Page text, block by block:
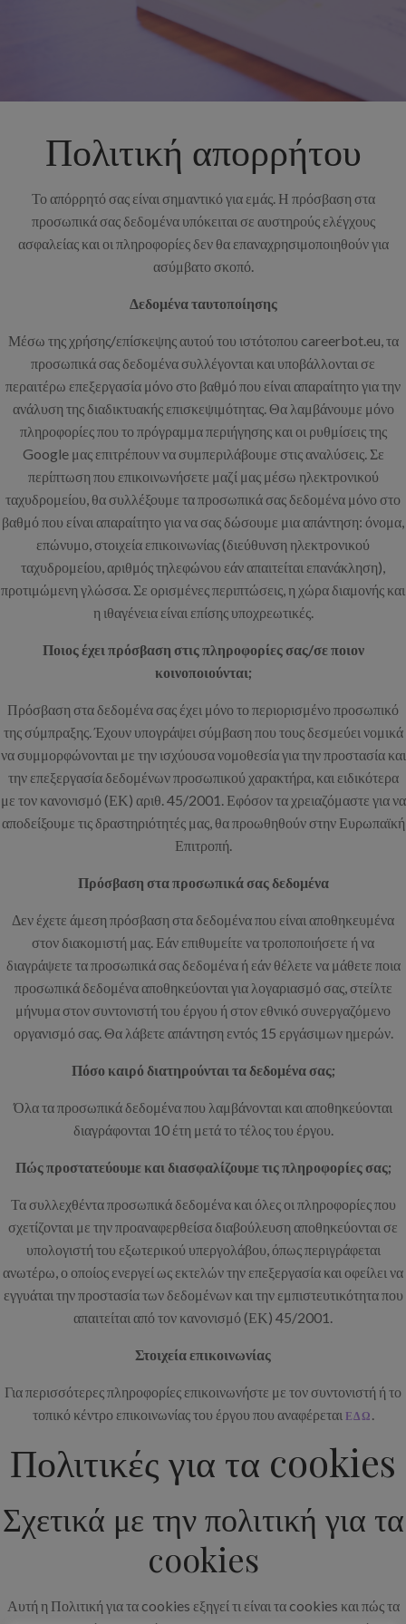
Πολιτική απορρήτου
Το απόρρητό σας είναι σημαντικό για εμάς. Η πρόσβαση στα
προσωπικά σας δεδομένα υπόκειται σε αυστηρούς ελέγχους
ασφαλείας και οι πληροφορίες δεν θα επαναχρησιμοποιηθούν για
ασύμβατο σκοπό.
Δεδομένα ταυτοποίησης
Μέσω της χρήσης/επίσκεψης αυτού του ιστότοπου careerbot.eu, τα
προσωπικά σας δεδομένα συλλέγονται και υποβάλλονται σε
περαιτέρω επεξεργασία μόνο στο βαθμό που είναι απαραίτητο για την
ανάλυση της διαδικτυακής επισκεψιμότητας. Θα λαμβάνουμε μόνο
πληροφορίες που το πρόγραμμα περιήγησης και οι ρυθμίσεις της
Google μας επιτρέπουν να συμπεριλάβουμε στις αναλύσεις. Σε
περίπτωση που επικοινωνήσετε μαζί μας μέσω ηλεκτρονικού
ταχυδρομείου, θα συλλέξουμε τα προσωπικά σας δεδομένα μόνο στο
βαθμό που είναι απαραίτητο για να σας δώσουμε μια απάντηση: όνομα,
επώνυμο, στοιχεία επικοινωνίας (διεύθυνση ηλεκτρονικού
ταχυδρομείου, αριθμός τηλεφώνου εάν απαιτείται επανάκληση),
προτιμώμενη γλώσσα. Σε ορισμένες περιπτώσεις, η χώρα διαμονής και
η ιθαγένεια είναι επίσης υποχρεωτικές.
Ποιος έχει πρόσβαση στις πληροφορίες σας/σε ποιον
κοινοποιούνται;
Πρόσβαση στα δεδομένα σας έχει μόνο το περιορισμένο προσωπικό
της σύμπραξης. Έχουν υπογράψει σύμβαση που τους δεσμεύει νομικά
να συμμορφώνονται με την ισχύουσα νομοθεσία για την προστασία και
την επεξεργασία δεδομένων προσωπικού χαρακτήρα, και ειδικότερα
με τον κανονισμό (ΕΚ) αριθ. 45/2001. Εφόσον τα χρειαζόμαστε για να
αποδείξουμε τις δραστηριότητές μας, θα προωθηθούν στην Ευρωπαϊκή
Επιτροπή.
Πρόσβαση στα προσωπικά σας δεδομένα
Δεν έχετε άμεση πρόσβαση στα δεδομένα που είναι αποθηκευμένα
στον διακομιστή μας. Εάν επιθυμείτε να τροποποιήσετε ή να
διαγράψετε τα προσωπικά σας δεδομένα ή εάν θέλετε να μάθετε ποια
προσωπικά δεδομένα αποθηκεύονται για λογαριασμό σας, στείλτε
μήνυμα στον συντονιστή του έργου ή στον εθνικό συνεργαζόμενο
οργανισμό σας. Θα λάβετε απάντηση εντός 15 εργάσιμων ημερών.
Πόσο καιρό διατηρούνται τα δεδομένα σας;
Όλα τα προσωπικά δεδομένα που λαμβάνονται και αποθηκεύονται
διαγράφονται 10 έτη μετά το τέλος του έργου.
Πώς προστατεύουμε και διασφαλίζουμε τις πληροφορίες σας;
Τα συλλεχθέντα προσωπικά δεδομένα και όλες οι πληροφορίες που
σχετίζονται με την προαναφερθείσα διαβούλευση αποθηκεύονται σε
υπολογιστή του εξωτερικού υπεργολάβου, όπως περιγράφεται
ανωτέρω, ο οποίος ενεργεί ως εκτελών την επεξεργασία και οφείλει να
εγγυάται την προστασία των δεδομένων και την εμπιστευτικότητα που
απαιτείται από τον κανονισμό (ΕΚ) 45/2001.
Στοιχεία επικοινωνίας
Για περισσότερες πληροφορίες επικοινωνήστε με τον συντονιστή ή το
τοπικό κέντρο επικοινωνίας του έργου που αναφέρεται ΕΔΩ .
Πολιτικές για τα cookies
Σχετικά με την πολιτική για τα
cookies
Αυτή η Πολιτική για τα cookies εξηγεί τι είναι τα cookies και πώς τα